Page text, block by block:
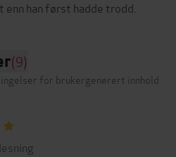
(9)
for brukergenerert innhold